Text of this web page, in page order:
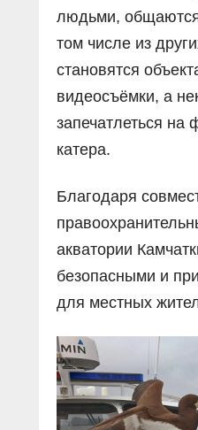
людьми,
том числе из
становятся
видеосъёмки, а
запечатлеться на
катера.
Благодаря
акватории
безопасными и
для местных